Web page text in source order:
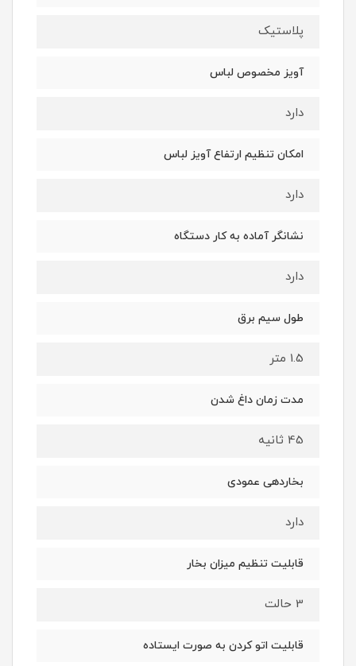
پلاستیک
آویز مخصوص لباس
دارد
امکان تنظیم ارتفاع آویز لباس
دارد
نشانگر آماده به کار دستگاه
دارد
طول سیم برق
1.5 متر
مدت زمان داغ شدن
45 ثانیه
بخاردهی عمودی
دارد
قابلیت تنظیم میزان بخار
3 حالت
قابلیت اتو کردن به صورت ایستاده